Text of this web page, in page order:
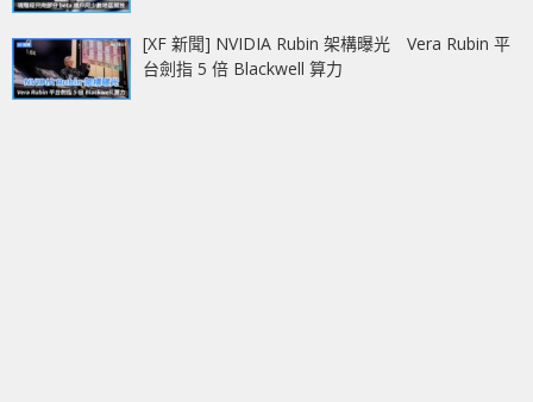
[XF 新聞] NVIDIA Rubin 架構曝光 Vera Rubin 平
台劍指 5 倍 Blackwell 算力